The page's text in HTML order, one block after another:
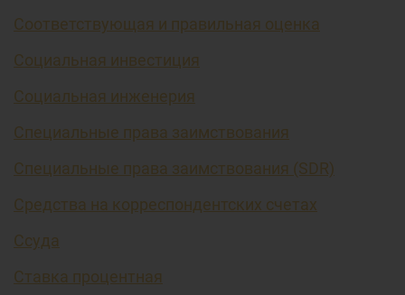
Соответствующая и правильная оценка
Социальная инвестиция
Социальная инженерия
Специальные права заимствования
Специальные права заимствования (SDR)
Средства на корреспондентских счетах
Ссуда
Ставка процентная